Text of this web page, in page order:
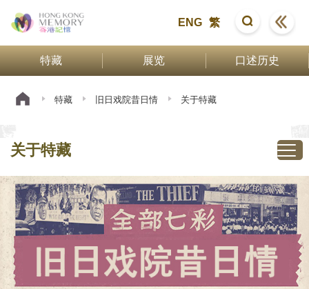
ENG 繁
特藏 展览 口述历史
特藏 旧日戏院昔日情 关于特藏
关于特藏